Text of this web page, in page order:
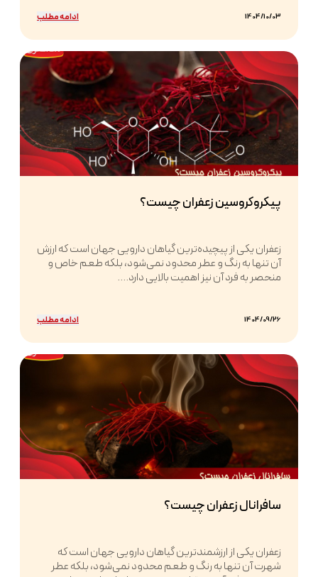
1404/10/03 ادامه مطلب
پیکروکروسین زعفران چیست؟
زعفران یکی از پیچیده‌ترین گیاهان دارویی جهان است که ارزش
آن تنها به رنگ و عطر محدود نمی‌شود، بلکه طعم خاص و
منحصر به فرد آن نیز اهمیت بالایی دارد....
1404/09/26 ادامه مطلب
سافرانال زعفران چیست؟
زعفران یکی از ارزشمندترین گیاهان دارویی جهان است که
شهرت آن تنها به رنگ و طعم محدود نمی‌شود، بلکه عطر